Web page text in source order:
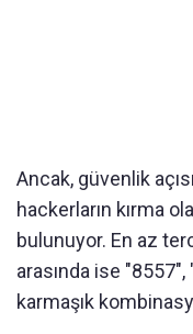
Ancak, güvenlik
hackerların kırma
bulunuyor. En az
arasında ise
karmaşık